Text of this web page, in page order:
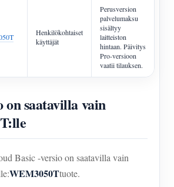
Henkilökohtaiset
käyttäjät
Perusversion
palvelumaksu
sisältyy
laitteiston
hintaan. Päivitys
Pro-versioon
vaatii tilauksen.
on saatavilla vain
Basic -versio on saatavilla vain
WEM3050Ttuote.